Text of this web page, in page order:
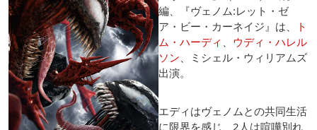
編、『ヴェノム:レット・ゼ
ア・ビー・カーネイジ』は、
ト
ム・ハーディ 、 ウディ・ハレル
ソン、ミシェル・ウィリアムズ
出演。
エディはヴェノムとの共同生活
に限界を感じ、2人は喧嘩別れ